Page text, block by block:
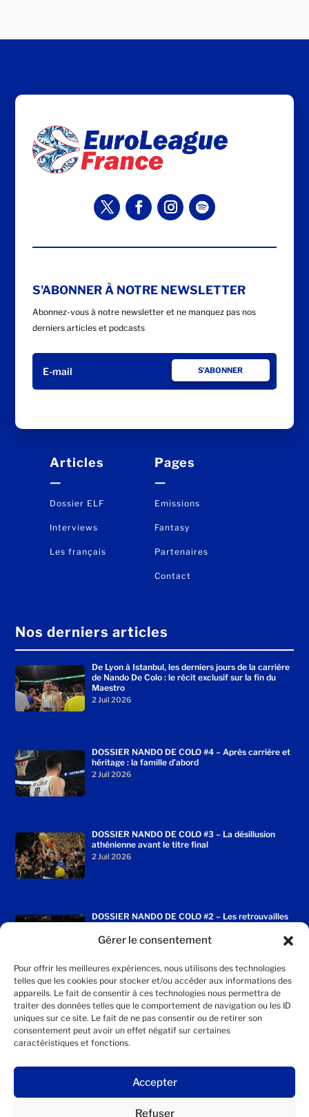
Gérer le consentement
Pour offrir les meilleures expériences, nous utilisons des technologies
telles que les cookies pour stocker et/ou accéder aux informations des
appareils. Le fait de consentir à ces technologies nous permettra de
traiter des données telles que le comportement de navigation ou les ID
uniques sur ce site. Le fait de ne pas consentir ou de retirer son
consentement peut avoir un effet négatif sur certaines
caractéristiques et fonctions.
Accepter
Refuser
S'ABONNER À NOTRE NEWSLETTER
Abonnez-vous à notre newsletter et ne manquez pas nos
derniers articles et podcasts
S'ABONNER
Articles
—
Dossier ELF
Interviews
Les français
Pages
—
Emissions
Fantasy
Partenaires
Contact
Nos derniers articles
De Lyon à Istanbul, les derniers jours de la carrière
de Nando De Colo : le récit exclusif sur la fin du
Maestro
2 Juil 2026
DOSSIER NANDO DE COLO #4 – Après carrière et
héritage : la famille d’abord
2 Juil 2026
DOSSIER NANDO DE COLO #3 – La désillusion
athénienne avant le titre final
2 Juil 2026
DOSSIER NANDO DE COLO #2 – Les retrouvailles
2 Juil 2026
DOSSIER NANDO DE COLO #1 – Le transfert qui a
tout changé
2 Juil 2026